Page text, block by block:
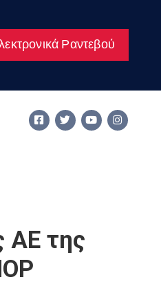
Ραντεβού
ΑΕ της